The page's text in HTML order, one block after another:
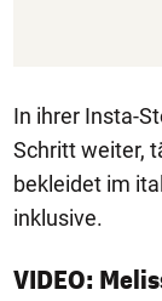
In ihrer Insta-
Schritt weiter,
bekleidet im
inklusive.
VIDEO: